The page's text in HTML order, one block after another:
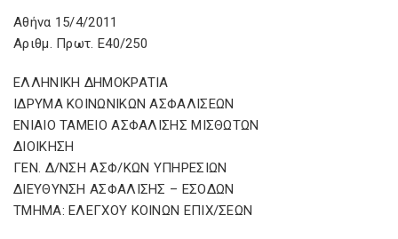
Αθήνα 15/4/2011
Αριθμ. Πρωτ. Ε40/250
ΕΛΛΗΝΙΚΗ ΔΗΜΟΚΡΑΤΙΑ
ΙΔΡΥΜΑ ΚΟΙΝΩΝΙΚΩΝ ΑΣΦΑΛΙΣΕΩΝ
ΕΝΙΑΙΟ ΤΑΜΕΙΟ ΑΣΦΑΛΙΣΗΣ ΜΙΣΘΩΤΩΝ
ΔΙΟΙΚΗΣΗ
ΓΕΝ. Δ/ΝΣΗ ΑΣΦ/ΚΩΝ ΥΠΗΡΕΣΙΩΝ
ΔΙΕΥΘΥΝΣΗ ΑΣΦΑΛΙΣΗΣ – ΕΣΟΔΩΝ
ΤΜΗΜΑ: ΕΛΕΓΧΟΥ ΚΟΙΝΩΝ ΕΠΙΧ/ΣΕΩΝ